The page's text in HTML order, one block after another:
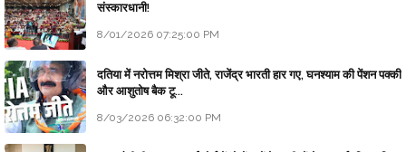
संस्कारधानी!
8/01/2026 07:25:00 PM
दतिया में नरोत्तम मिश्रा जीते, राजेंद्र भारती हार गए, घनश्याम की पेंशन पक्की
और आशुतोष बैक टू...
8/03/2026 06:32:00 PM